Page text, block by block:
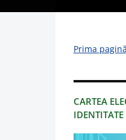
Prima pagină
CARTEA